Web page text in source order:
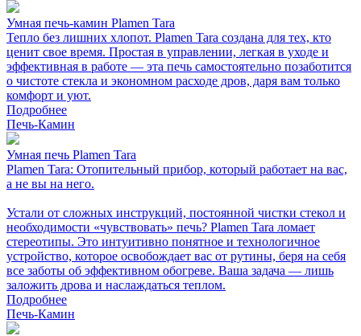
Умная печь-камин Plamen Tara
Тепло без лишних хлопот. Plamen Tara создана для тех, кто
ценит свое время. Простая в управлении, легкая в уходе и
эффективная в работе — эта печь самостоятельно позаботится
о чистоте стекла и экономном расходе дров, даря вам только
комфорт и уют.
Подробнее
Печь-Камин
Умная печь Plamen Tara
Plamen Tara: Отопительный прибор, который работает на вас,
а не вы на него.
Устали от сложных инструкций, постоянной чистки стекол и
необходимости «чувствовать» печь? Plamen Tara ломает
стереотипы. Это интуитивно понятное и технологичное
устройство, которое освобождает вас от рутины, беря на себя
все заботы об эффективном обогреве. Ваша задача — лишь
заложить дрова и наслаждаться теплом.
Подробнее
Печь-Камин